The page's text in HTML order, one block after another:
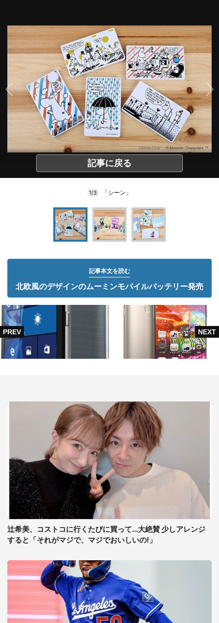
記事に戻る
1/3 「シーン」
記事本文を読む
北欧風のデザインのムーミンモバイルバッテリー発売
辻希美、コストコに行くたびに買って...大絶賛 少しアレンジ
すると「それがマジで、マジでおいしいの!」